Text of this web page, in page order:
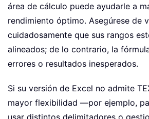
área de cálculo puede ayudarle a
rendimiento óptimo. Asegúrese de
cuidadosamente que sus rangos
alineados; de lo contrario, la
errores o resultados inesperados.
Si su versión de Excel no admite
mayor flexibilidad —por ejemplo,
usar distintos delimitadores o